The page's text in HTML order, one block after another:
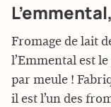
Fromage de lait
l’Emmental est
par meule !
il est l’un des